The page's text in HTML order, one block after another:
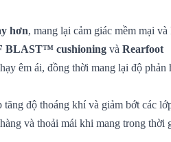
hơn, mang lại cảm giác mềm mại và
BLAST™ cushioning và Rearfoot
êm ái, đồng thời mang lại độ phản
tăng độ thoáng khí và giảm bớt các
và thoải mái khi mang trong thời